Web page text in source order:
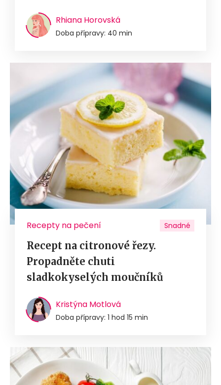
Rhiana Horovská
Doba přípravy: 40 min
Recepty na pečení Snadné
Recept na citronové řezy.
Propadněte chuti
sladkokyselých moučníků
Kristýna Motlová
Doba přípravy: 1 hod 15 min